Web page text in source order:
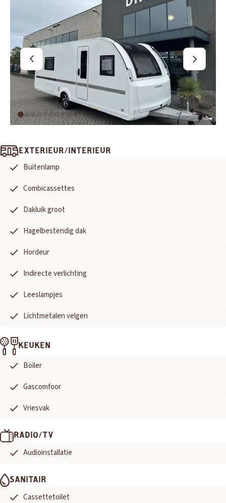
EXTERIEUR/INTERIEUR
Buitenlamp
Combicassettes
Dakluik groot
Hagelbestendig dak
Hordeur
Indirecte verlichting
Leeslampjes
Lichtmetalen velgen
KEUKEN
Boiler
Gascomfoor
Vriesvak
RADIO/TV
Audioinstallatie
SANITAIR
Cassettetoilet
OUD GASTEL
AdriaEribaHymer Knaus
Eura Mobil